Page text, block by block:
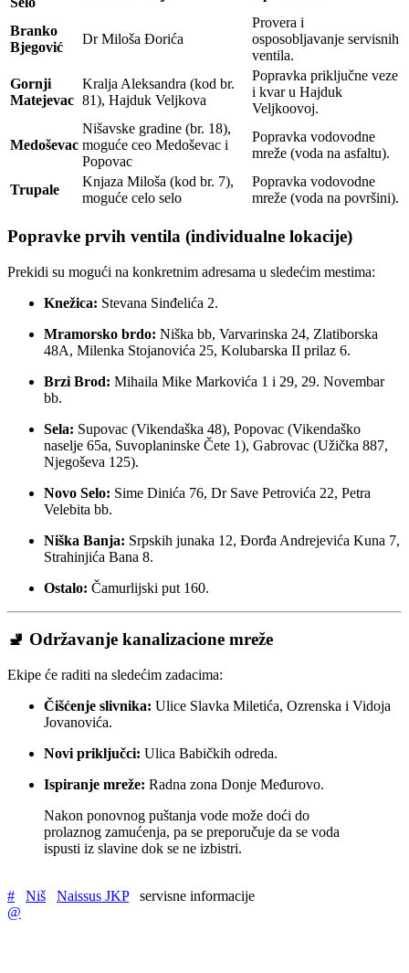
Branko
Bjegović
Dr Miloša Đorića
Provera i
osposobljavanje servisnih
ventila.
Gornji
Matejevac
Kralja Aleksandra (kod br.
81), Hajduk Veljkova
Popravka priključne veze
i kvar u Hajduk
Veljkoovoj.
Medoševac
Nišavske gradine (br. 18),
moguće ceo Medoševac i
Popovac
Popravka vodovodne
mreže (voda na asfaltu).
Trupale
Knjaza Miloša (kod br. 7),
moguće celo selo
Popravka vodovodne
mreže (voda na površini).
Popravke prvih ventila (individualne lokacije)
Prekidi su mogući na konkretnim adresama u sledećim mestima:
Knežica: Stevana Sinđelića 2.
Mramorsko brdo: Niška bb, Varvarinska 24, Zlatiborska
48A, Milenka Stojanovića 25, Kolubarska II prilaz 6.
Brzi Brod: Mihaila Mike Markovića 1 i 29, 29. Novembar
bb.
Sela: Supovac (Vikendaška 48), Popovac (Vikendaško
naselje 65a, Suvoplaninske Čete 1), Gabrovac (Užička 887,
Njegoševa 125).
Novo Selo: Sime Dinića 76, Dr Save Petrovića 22, Petra
Velebita bb.
Niška Banja: Srpskih junaka 12, Đorđa Andrejevića Kuna 7,
Strahinjića Bana 8.
Ostalo: Čamurlijski put 160.
🚽 Održavanje kanalizacione mreže
Ekipe će raditi na sledećim zadacima:
Čišćenje slivnika: Ulice Slavka Miletića, Ozrenska i Vidoja
Jovanovića.
Novi priključci: Ulica Babičkih odreda.
Ispiranje mreže: Radna zona Donje Međurovo.
Nakon ponovnog puštanja vode može doći do
prolaznog zamućenja, pa se preporučuje da se voda
ispusti iz slavine dok se ne izbistri.
# Niš Naissus JKP
servisne informacije
@